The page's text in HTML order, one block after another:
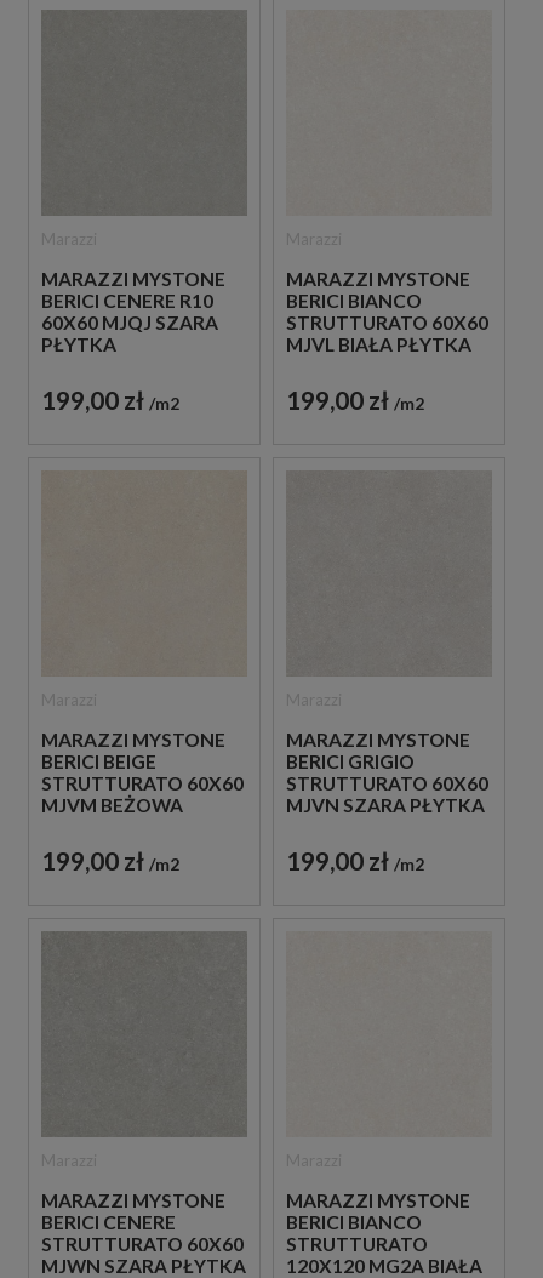
MARAZZI MYSTONE
BERICI CENERE R10
60X60 MJQJ SZARA
PŁYTKA
IMITUJĄCA KAMIEŃ
199,00 zł m2
MARAZZI MYSTONE
BERICI BIANCO
STRUTTURATO 60X60
MJVL BIAŁA PŁYTKA
IMITUJĄCA KAMIEŃ
199,00 zł m2
MARAZZI MYSTONE
BERICI BEIGE
STRUTTURATO 60X60
MJVM BEŻOWA
STRUKTURALNA
IMITUJĄCA KAMIEŃ
199,00 zł m2
MARAZZI MYSTONE
BERICI GRIGIO
STRUTTURATO 60X60
MJVN SZARA PŁYTKA
IMITUJĄCA KAMIEŃ
199,00 zł m2
MARAZZI MYSTONE
BERICI CENERE
STRUTTURATO 60X60
MJWN SZARA PŁYTKA
MARAZZI MYSTONE
BERICI BIANCO
STRUTTURATO
120X120 MG2A BIAŁA